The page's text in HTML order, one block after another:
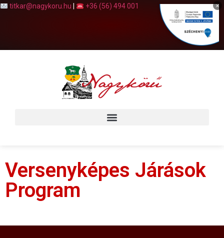
titkar@nagykoru.hu +36 (56) 494 001 ×
Versenyképes Járások
Program